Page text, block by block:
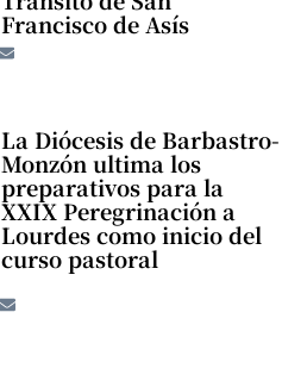
Francisco de Asís
La Diócesis de Barbastro-
Monzón ultima los
preparativos para la
XXIX Peregrinación a
Lourdes como inicio del
curso pastoral